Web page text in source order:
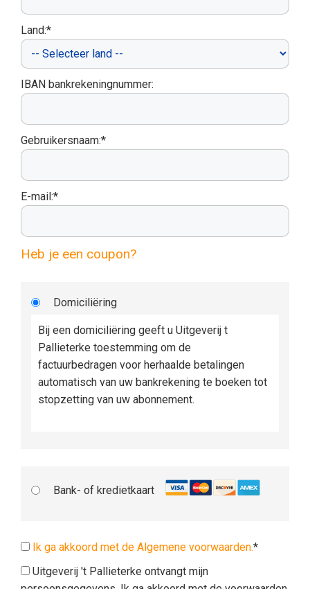
Land:*
IBAN bankrekeningnummer:
Gebruikersnaam:*
E-mail:*
Heb je een coupon?
Domiciliëring
Bij een domiciliëring geeft u Uitgeverij t
Pallieterke toestemming om de
factuurbedragen voor herhaalde betalingen
automatisch van uw bankrekening te boeken tot
stopzetting van uw abonnement.
Bank- of kredietkaart
Ik ga akkoord met de Algemene voorwaarden.*
Uitgeverij 't Pallieterke ontvangt mijn